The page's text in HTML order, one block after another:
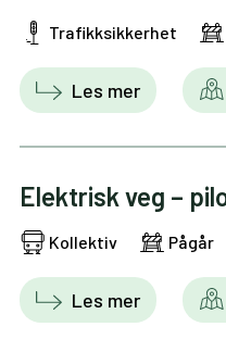
Trafikksikkerhet
Les mer
Elektrisk veg –
Kollektiv Pågår
Les mer